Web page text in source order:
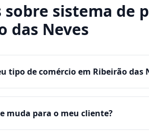
sistema de
das Neves
tipo de comércio em Ribeirão das
muda para o meu cliente?